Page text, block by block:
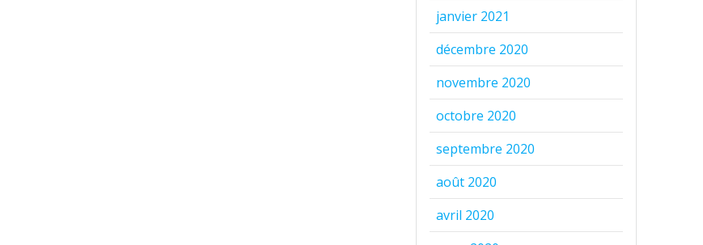
janvier 2021
décembre 2020
novembre 2020
octobre 2020
septembre 2020
août 2020
avril 2020